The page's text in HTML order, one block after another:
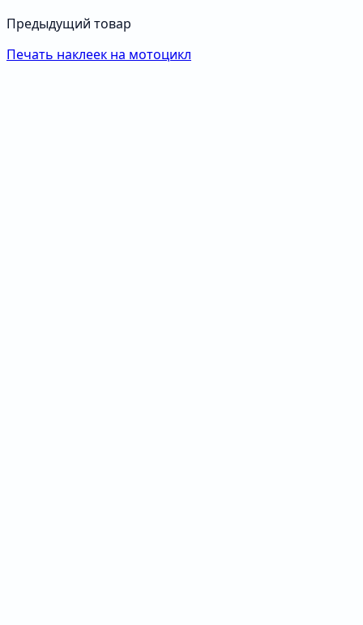
Предыдущий товар
Печать наклеек на мотоцикл